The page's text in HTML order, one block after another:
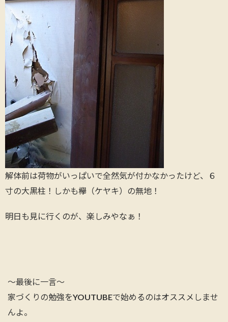
解体前は荷物がいっぱいで全然気が付かなかったけど、６
寸の大黒柱！しかも欅（ケヤキ）の無地！
明日も見に行くのが、楽しみやなぁ！
～最後に一言～
家づくりの勉強をYOUTUBEで始めるのはオススメしませ
んよ。